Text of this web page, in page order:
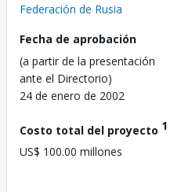
Federación de Rusia
Fecha de aprobación
(a partir de la presentación
ante el Directorio)
24 de enero de 2002
Costo total del proyecto 1
US$ 100.00 millones